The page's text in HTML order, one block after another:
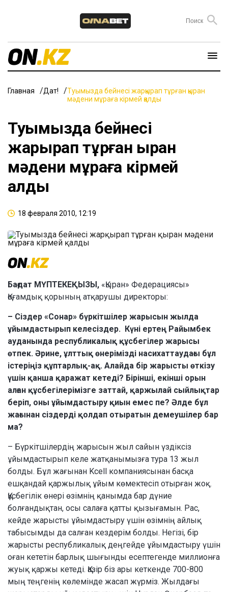
Главная Дат!
Туымызда бейнесі жарқырап тұрған қыран
мәдени мұраға кірмей қалды
Туымызда бейнесі
жарқырап тұрған қыран
мәдени мұраға кірмей
қалды
18 февраля 2010, 12:19
Бағдат МҮПТЕКЕҚЫЗЫ, «Қыран» Федерациясы»
Қоғамдық қорының атқарушы директоры:
– Сіздер «Сонар» бүркітшілер жарысын жылда
ұйымдастырып келесіздер. Күні ертең Райымбек
ауданында республикалық құсбегілер жарысы
өтпек. Әрине, ұлттық өнерімізді насихаттаудағы бұл
істеріңіз құптарлық-ақ. Алайда бір жарысты өткізу
үшін қанша қаражат кетеді? Бірінші, екінші орын
алған құсбегілерімізге заттай, қаржылай сыйлықтар
беріп, оны ұйымдастыру қиын емес пе? Әлде бұл
жағынан сіздерді қолдап отыратын демеушілер бар
ма?
– Бүркітшілердің жарысын жыл сайын үздіксіз
ұйымдастырып келе жатқанымызға тура 13 жыл
болды. Бұл жағынан Kcell компаниясынан басқа
ешқандай қаржылық ұйым көмектесіп отырған жоқ.
Құсбегілік өнері өзімнің қанымда бар дүние
болғандықтан, осы салаға қатты қызығамын. Рас,
кейде жарысты ұйымдастыру үшін өзімнің айлық
табысымды да салған кездерім болды. Негізі, бір
жарысты республикалық деңгейде ұйымдастыру үшін
оған кететін барлық шығынды есептегенде миллионға
жуық қаржы кетеді. Қазір біз ары кеткенде 700-800
мың теңгенің көлемінде жасап жүрміз. Жылдағы